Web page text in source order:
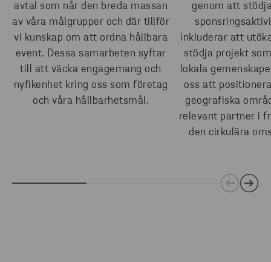
avtal som når den breda massan
av våra målgrupper och där tillför
vi kunskap om att ordna hållbara
event. Dessa samarbeten syftar
till att väcka engagemang och
nyfikenhet kring oss som företag
och våra hållbarhetsmål.
genom att
inkluderar att
stödja projekt
lokala
oss att
geografiska
relevant partner i
den cirkulära